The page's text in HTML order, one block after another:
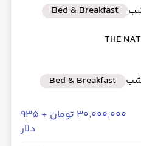
Bed & Breakfast
Bed & Breakfast
۳۰٬۰۰۰٬۰۰۰ تومان + ۹۳۵
دلار